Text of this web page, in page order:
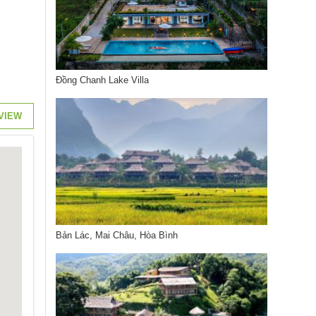
Đồng Chanh Lake Villa
Bản Lác, Mai Châu, Hòa Bình